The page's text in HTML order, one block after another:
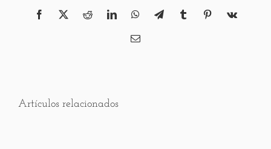
Facebook
X RedditLinkedInWhatsAppTelegramTumblrPinterest
Vk
Correo
Artículos relacionados